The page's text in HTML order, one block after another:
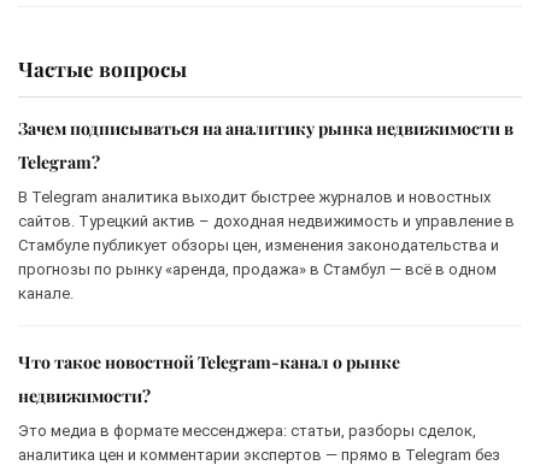
Частые вопросы
Зачем подписываться на аналитику рынка недвижимости в
Telegram?
В Telegram аналитика выходит быстрее журналов и новостных
сайтов. Турецкий актив – доходная недвижимость и управление в
Стамбуле публикует обзоры цен, изменения законодательства и
прогнозы по рынку «аренда, продажа» в Стамбул — всё в одном
канале.
Что такое новостной Telegram-канал о рынке
недвижимости?
Это медиа в формате мессенджера: статьи, разборы сделок,
аналитика цен и комментарии экспертов — прямо в Telegram без